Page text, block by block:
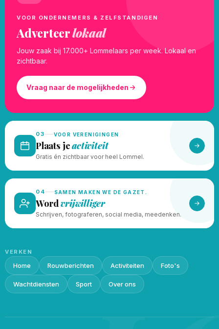
VOOR ONDERNEMERS & ZELFSTANDIGEN
Adverteerlokaal
Jouw zaak bij 17.000+ Lommelaars per week. Lokaal en
zichtbaar.
Vraag naar de mogelijkheden
03 VOOR VERENIGINGEN
Plaats jeactiviteit
Gratis én zichtbaar voor heel Lommel.
04 SAMEN MAKEN WE DE GAZET.
Wordvrijwilliger
Schrijven, fotograferen, social media, meedenken.
VERKEN
Home Rouwberichten Activiteiten Foto's
Wachtdiensten Sport Over ons